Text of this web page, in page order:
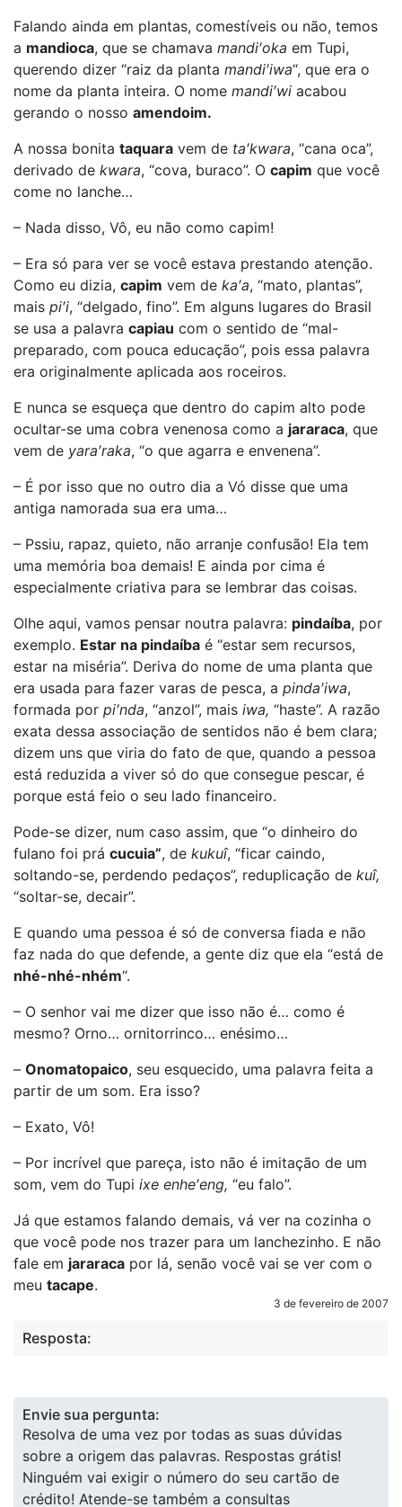
Falando ainda em plantas, comestíveis ou não, temos
a mandioca, que se chamava mandi′oka em Tupi,
querendo dizer “raiz da planta mandi′iwa“, que era o
nome da planta inteira. O nome mandi′wi acabou
gerando o nosso amendoim.
A nossa bonita taquara vem de ta′kwara, “cana oca”,
derivado de kwara, “cova, buraco”. O capim que você
come no lanche…
– Nada disso, Vô, eu não como capim!
– Era só para ver se você estava prestando atenção.
Como eu dizia, capim vem de ka′a, “mato, plantas”,
mais pi′i, “delgado, fino”. Em alguns lugares do Brasil
se usa a palavra capiau com o sentido de “mal-
preparado, com pouca educação”, pois essa palavra
era originalmente aplicada aos roceiros.
E nunca se esqueça que dentro do capim alto pode
ocultar-se uma cobra venenosa como a jararaca, que
vem de yara′raka, “o que agarra e envenena”.
– É por isso que no outro dia a Vó disse que uma
antiga namorada sua era uma…
– Pssiu, rapaz, quieto, não arranje confusão! Ela tem
uma memória boa demais! E ainda por cima é
especialmente criativa para se lembrar das coisas.
Olhe aqui, vamos pensar noutra palavra: pindaíba, por
exemplo. Estar na pindaíba é “estar sem recursos,
estar na miséria”. Deriva do nome de uma planta que
era usada para fazer varas de pesca, a pinda′iwa,
formada por pi′nda, “anzol”, mais iwa, “haste”. A razão
exata dessa associação de sentidos não é bem clara;
dizem uns que viria do fato de que, quando a pessoa
está reduzida a viver só do que consegue pescar, é
porque está feio o seu lado financeiro.
Pode-se dizer, num caso assim, que “o dinheiro do
fulano foi prá cucuia”, de kukuî, “ficar caindo,
soltando-se, perdendo pedaços”, reduplicação de kuî,
“soltar-se, decair”.
E quando uma pessoa é só de conversa fiada e não
faz nada do que defende, a gente diz que ela “está de
nhé-nhé-nhém“.
– O senhor vai me dizer que isso não é… como é
mesmo? Orno… ornitorrinco… enésimo…
– Onomatopaico, seu esquecido, uma palavra feita a
partir de um som. Era isso?
– Exato, Vô!
– Por incrível que pareça, isto não é imitação de um
som, vem do Tupi ixe enhe′eng, “eu falo”.
Já que estamos falando demais, vá ver na cozinha o
que você pode nos trazer para um lanchezinho. E não
fale em jararaca por lá, senão você vai se ver com o
meu tacape.
3 de fevereiro de 2007
Resposta:
Envie sua pergunta:
Resolva de uma vez por todas as suas dúvidas
sobre a origem das palavras. Respostas grátis!
Ninguém vai exigir o número do seu cartão de
crédito! Atende-se também a consultas